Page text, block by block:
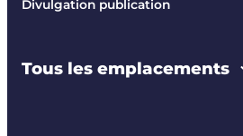
Divulgation publication
Tous les emplacements